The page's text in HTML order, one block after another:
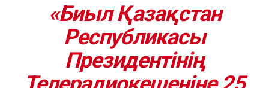
«Биыл Қазақстан
Республикасы
Президентінің